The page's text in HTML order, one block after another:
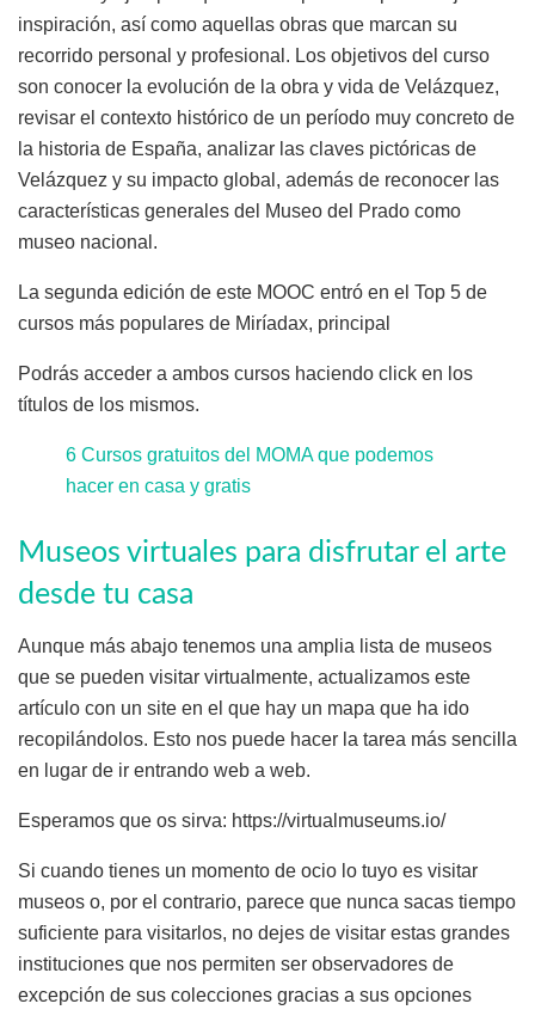
inspiración, así como aquellas obras que marcan su
recorrido personal y profesional. Los objetivos del curso
son conocer la evolución de la obra y vida de Velázquez,
revisar el contexto histórico de un período muy concreto de
la historia de España, analizar las claves pictóricas de
Velázquez y su impacto global, además de reconocer las
características generales del Museo del Prado como
museo nacional.
La segunda edición de este MOOC entró en el Top 5 de
cursos más populares de Miríadax, principal
Podrás acceder a ambos cursos haciendo click en los
títulos de los mismos.
6 Cursos gratuitos del MOMA que podemos
hacer en casa y gratis
Museos virtuales para disfrutar el arte
desde tu casa
Aunque más abajo tenemos una amplia lista de museos
que se pueden visitar virtualmente, actualizamos este
artículo con un site en el que hay un mapa que ha ido
recopilándolos. Esto nos puede hacer la tarea más sencilla
en lugar de ir entrando web a web.
Esperamos que os sirva: https://virtualmuseums.io/
Si cuando tienes un momento de ocio lo tuyo es visitar
museos o, por el contrario, parece que nunca sacas tiempo
suficiente para visitarlos, no dejes de visitar estas grandes
instituciones que nos permiten ser observadores de
excepción de sus colecciones gracias a sus opciones